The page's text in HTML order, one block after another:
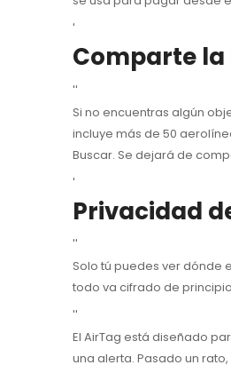
'
Comparte la
''
Si no encuentras algún
incluye más de 50
Buscar. Se dejará de
'
Privacidad
''
Solo tú puedes ver dónde
todo va cifrado de
''
El AirTag está diseñado
una alerta. Pasado un